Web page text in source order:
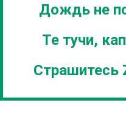
Дождь не
Те тучи,
Страшитесь